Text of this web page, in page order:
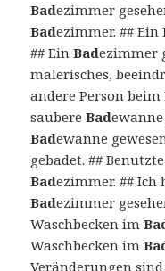
Badezimmer
Badezimmer. ## Ein
## EinBadezimmer
malerisches,
andere Person beim
saubereBad
Badewanne
gebadet. ##
Badezimmer. ##
Badezimmer
Waschbecken im
Waschbecken im
Veränderungen